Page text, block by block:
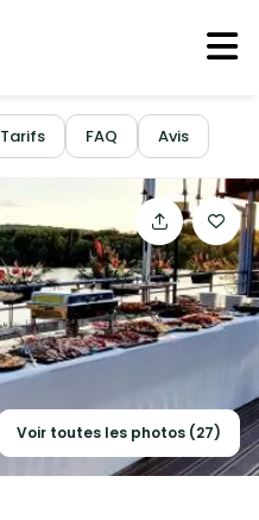
Tarifs FAQ Avis
Voir toutes les photos (27)